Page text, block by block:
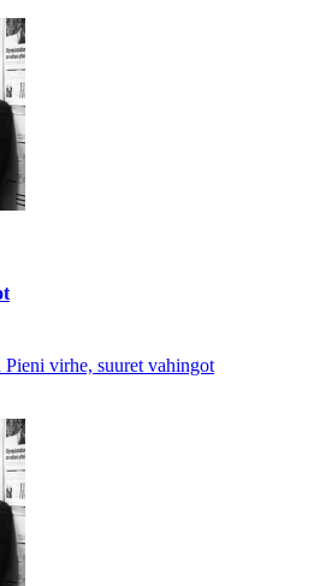
virhe, suuret vahingot